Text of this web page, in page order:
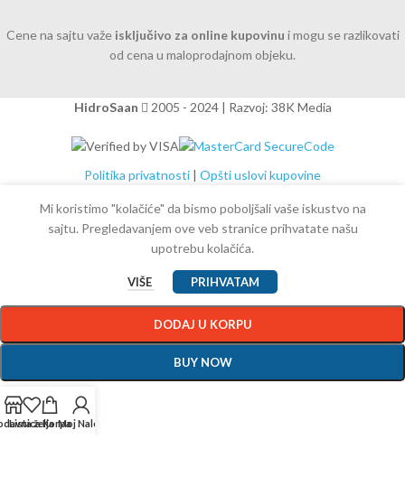
Cene na sajtu važe isključivo za online kupovinu i mogu se razlikovati
od cena u maloprodajnom objeku.
HidroSaan 2005 - 2024 | Razvoj: 38K Media
Politika privatnosti | Opšti uslovi kupovine
Lista željaKorpaMoj Nalog
Mi koristimo "kolačiće" da bismo poboljšali vaše iskustvo na
sajtu. Pregledavanjem ove veb stranice prihvatate našu
upotrebu kolačića.
VIŠE PRIHVATAM
Rosan Ventil za veš mašinu N591034
DODAJ U KORPU
BUY NOW